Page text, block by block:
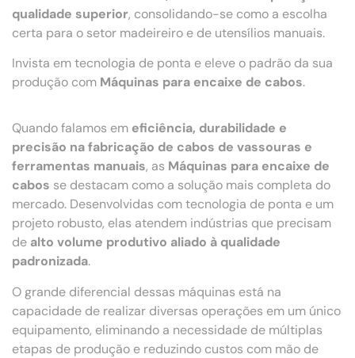
qualidade superior, consolidando-se como a escolha
certa para o setor madeireiro e de utensílios manuais.
Invista em tecnologia de ponta e eleve o padrão da sua
produção com Máquinas para encaixe de cabos.
Quando falamos em eficiência, durabilidade e
precisão na fabricação de cabos de vassouras e
ferramentas manuais, as Máquinas para encaixe de
cabos se destacam como a solução mais completa do
mercado. Desenvolvidas com tecnologia de ponta e um
projeto robusto, elas atendem indústrias que precisam
de alto volume produtivo aliado à qualidade
padronizada.
O grande diferencial dessas máquinas está na
capacidade de realizar diversas operações em um único
equipamento, eliminando a necessidade de múltiplas
etapas de produção e reduzindo custos com mão de